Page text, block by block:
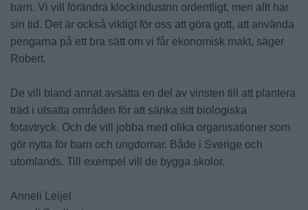
barn. Vi vill förändra klockindustrin ordentligt, men allt har
sin tid. Det är också viktigt för oss att göra gott, att använda
pengarna på ett bra sätt om vi får ekonomisk makt, säger
Robert.
De vill bland annat avsätta en del av vinsten till att plantera
träd i utsatta områden för att sänka sitt biologiska
fotavtryck. Och de vill jobba med olika organisationer som
gör nytta för barn och ungdomar. Både i Sverige och
utomlands. Till exempel vill de bygga skolor.
Anneli Leijel